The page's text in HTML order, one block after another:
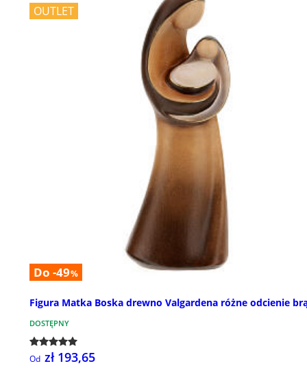
OUTLET
Do -49%
Figura Matka Boska drewno Valgardena różne odcienie
DOSTĘPNY
Od zł 193,65